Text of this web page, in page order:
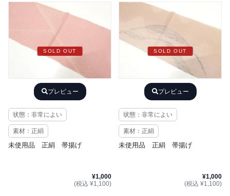
SOLD OUT
プレビュー
状態：非常によい
素材：正絹
未使用品 正絹 帯揚げ
¥1,000
(税込 ¥1,100)
SOLD OUT
プレビュー
状態：非常によい
素材：正絹
未使用品 正絹 帯揚げ
¥1,000
(税込 ¥1,100)